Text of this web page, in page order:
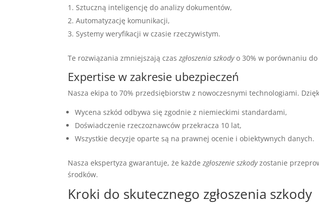
Sztuczną inteligencję do analizy dokumentów,
Automatyzację komunikacji,
Systemy weryfikacji w czasie rzeczywistym.
Te rozwiązania zmniejszają czaszgłoszenia szkodyo 30% w porównaniu
Expertise w zakresie ubezpieczeń
Nasza ekipa to 70% przedsiębiorstw z nowoczesnymi technologiami.
Wycena szkód odbywa się zgodnie z niemieckimi standardami,
Doświadczenie rzeczoznawców przekracza 10 lat,
Wszystkie decyzje oparte są na prawnej ocenie i obiektywnych danych.
Nasza ekspertyza gwarantuje, że każdezgłoszenie szkodyzostanie
środków.
Kroki do skutecznego zgłoszenia szkody